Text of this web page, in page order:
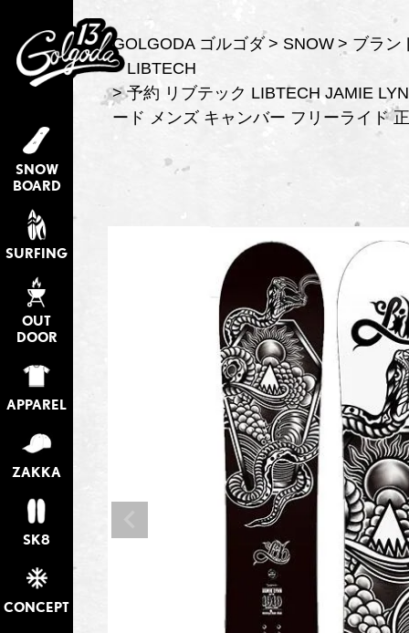
SNOW
BOARD
SURFING
OUT
DOOR
APPAREL
ZAKKA
SK8
CONCEPT
GOLGODA ゴルゴダ SNOW
ブラン
LIBTECH
予約 リブテック LIBTECH JAMIE
ード メンズ キャンバー フリーライド